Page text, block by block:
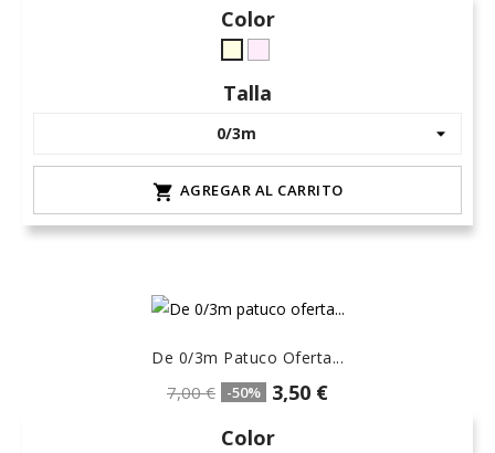
Color
crudo-
marfil
rosa-
Talla
 AGREGAR AL CARRITO
De 0/3m Patuco Oferta...
7,00 € -50%
3,50 €
Color